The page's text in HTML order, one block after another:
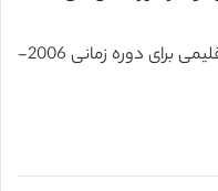
3.4. تجزیه‌وتحلیل روند تمایلات آینده اقلیمی برای دوره زمانی 2006-